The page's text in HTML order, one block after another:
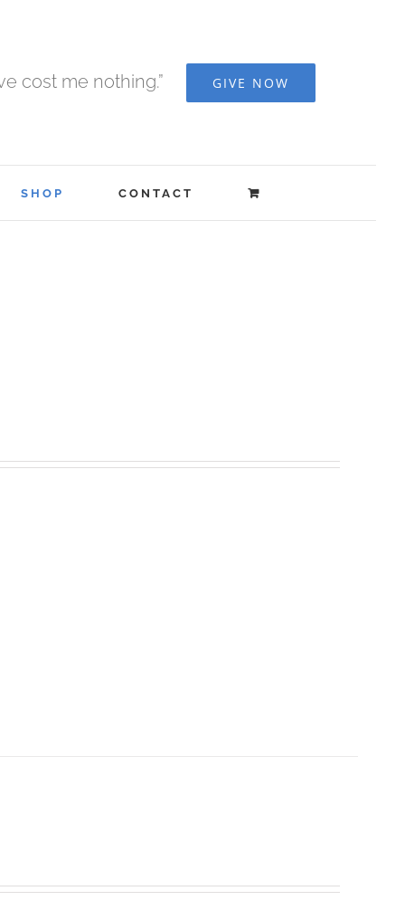
cost me nothing.” GIVE NOW
SHOP CONTACT